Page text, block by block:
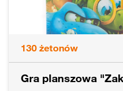
130 żetonów
Gra planszowa